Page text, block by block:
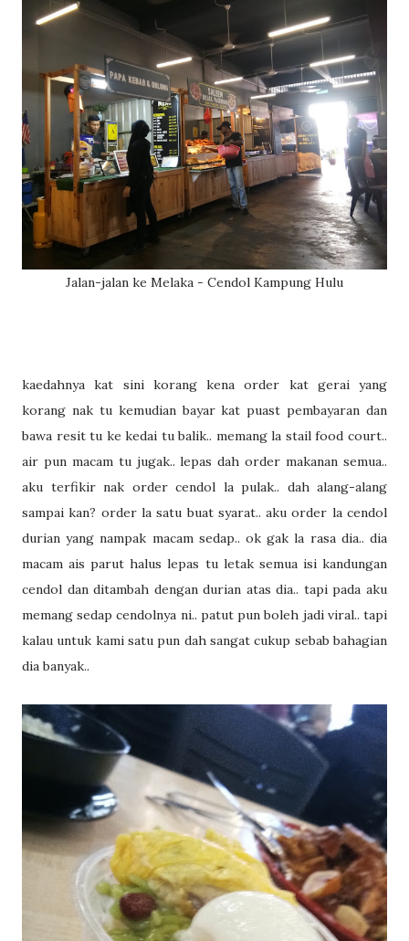
Jalan-jalan ke Melaka - Cendol Kampung Hulu
kaedahnya kat sini korang kena order kat gerai yang
korang nak tu kemudian bayar kat puast pembayaran dan
bawa resit tu ke kedai tu balik.. memang la stail food court..
air pun macam tu jugak.. lepas dah order makanan semua..
aku terfikir nak order cendol la pulak.. dah alang-alang
sampai kan? order la satu buat syarat.. aku order la cendol
durian yang nampak macam sedap.. ok gak la rasa dia.. dia
macam ais parut halus lepas tu letak semua isi kandungan
cendol dan ditambah dengan durian atas dia.. tapi pada aku
memang sedap cendolnya ni.. patut pun boleh jadi viral.. tapi
kalau untuk kami satu pun dah sangat cukup sebab bahagian
dia banyak..